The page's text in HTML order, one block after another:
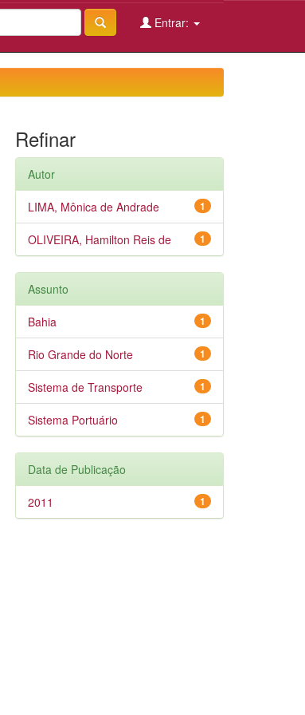
Entrar:
Refinar
Autor
1
LIMA, Mônica de Andrade
1
OLIVEIRA, Hamilton Reis de
Assunto
1
Bahia
1
Rio Grande do Norte
1
Sistema de Transporte
1
Sistema Portuário
Data de Publicação
1
2011